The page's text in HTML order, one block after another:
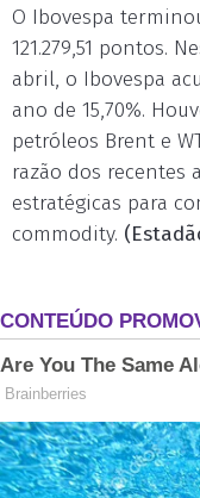
O Ibovespa
121.279,51 pontos.
abril, o Ibovespa
ano de 15,70%.
petróleos Brent e
razão dos recentes
estratégicas para
commodity.